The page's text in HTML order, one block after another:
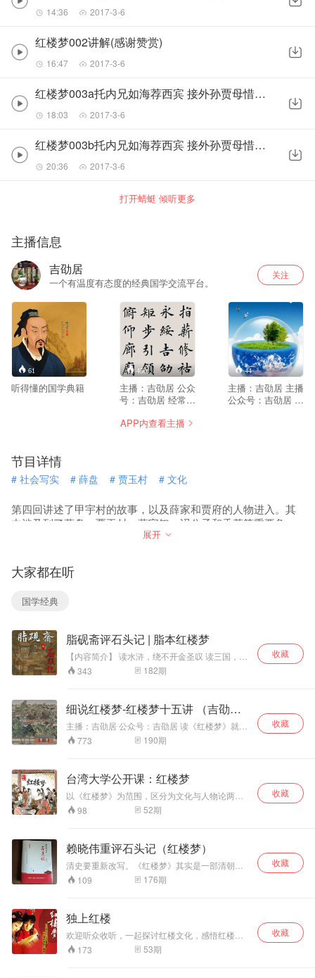
14:36 2017-3-6
红楼梦002讲解(感谢赞赏)
16:47 2017-3-6
红楼梦003a托内兄如海荐西宾 接外孙贾母惜孤女(感谢赞赏)
18:03 2017-3-6
红楼梦003b托内兄如海荐西宾 接外孙贾母惜孤女(感谢赞赏)
20:36 2017-3-6
打开蜻蜓 倾听更多
主播信息
吉劭居
一个有温度有态度的经典国学交流平台。
关注
61
听得懂的国学典籍
450
主播：吉劭居 公众
号：吉劭居 经常有
叫吉劭居？吉劭居
小米粥幼时的创
她不是一起学习
《儿童中国文化导
读》么，学到《千
字文》，学到指薪
而且还有雅号，比
如我们熟知的“聊
斋”，就是清代文学
家蒲松龄的书屋；
大诗人刘禹锡，他
的居所兼书房就
叫“陋室”；梁启超
的书斋叫“饮冰
后，正在诵读永绥
吉劭的小米粥脱口
而出：我们的叫“吉
劭居”吧。 指薪修
应自然，修德积
福，薪火相传，永
远平安美好。好，
那就吉劭居吧！ 吉
诗等多部经典的朗
读与讲解，现在，
44
主播：吉劭居 主播
公众号：吉劭居 在
人文景观星罗棋
布，《写给儿童的
原、黄土高原、祁
连内外、云贵山
蒙古高原、天山南
北、世界屋脊、海
上明珠，共254
地，将绮丽的风景
与迷人的风情,立体
地呈现。 丰满的知
天地浩然之正气，
在小小童心中萌
APP内查看主播
节目详情
# 社会写实 # 薛盘 # 贾玉村 # 文化
第四回讲述了甲宇村的故事，以及薛家和贾府的人物进入。其
中涉及到了薛盘、贾玉村、薛宝钗、冯公子和香菱等重要角
色。故事中展现了官场斗争、家族关系和社会写实等主题。曹
展开
大家都在听
国学经典
脂砚斋评石头记 | 脂本红楼梦
【内容简介】 读水浒，绕不开金圣叹 读三国，绕
不开毛宗岗 读西游，绕不开李卓吾 读红楼梦，也
一定绕不开脂砚斋 想要真正读红楼梦，脂砚斋评
回、保留脂砚斋评语的抄本系统，俗称脂评本；
另一个是经过程伟元、高鹗整理补缀，删去所有
脂砚斋评语并续写完成一百二十回的程高本。 而
我们更推荐读脂评本，因为 脂评本更接近原著面
次评点，这些评点或者批语是最符合曹公思想
的，也是阅读红楼梦过程中一个不可或缺的组成
部分。 比如《红楼梦》第八回，贾宝玉跑到梨香
院看薛宝钗，正闲话时，林妹妹来了。 程甲本里
了进来”。 几个字，黛玉的形象就有了天壤之别，
脂评本的“摇摇”更美，选对版本，读红楼句句入
魂。 想开启红楼密室，脂砚斋批语是钥匙。
343 182期
收藏
细说红楼梦-红楼梦十五讲 （吉劭
居）
​主播：吉劭居 公众号：吉劭居 读《红楼梦》就如
打开了一幅充满历史气息的栩栩如生的历史长
卷，这一时期中国社会缓慢转型的历史面貌，都
《红楼梦十五讲》，包含刘梦溪、冯其庸、蔡义
江、马瑞芳、叶朗、龚鹏程、刘敬圻、李希凡、
张锦池、吕启祥、孙逊、刘广定、童元方、周汝
昌、刘再复等名家的“红楼梦十五讲”。
773 190期
收藏
台湾大学公开课：红楼梦
以《红楼梦》为范围，区分为文化与人物论两大
范畴，深度解读《红楼梦》。
98 52期
收藏
赖晓伟重评石头记（红楼梦）
清史要重新改写。《红楼梦》其实是一部清朝的
史书。 其实，《红楼梦》书上讲得很明白，天上
的神瑛侍者（传国玺的化身）下凡，投胎到了大
皇宫里的荣华富贵，最后重新变回石头，将在清
宫里的所见所闻（宫闱秘史）刻在了石头之上，
留给了后世。 原来，《红楼梦》的“红楼”二字其
实是指紫禁城。书中的贾府其实就是大清皇家，
大观园则是圆明园，贾宝玉其实是大清皇帝，林
109 176期
收藏
独上红楼
欢迎听众收听，一起探讨红楼文化，感悟红楼精
神。173 53期
收藏